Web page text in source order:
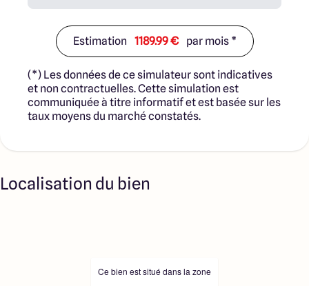
Estimation 1189.99 € par mois *
(*) Les données de ce simulateur sont indicatives
et non contractuelles. Cette simulation est
communiquée à titre informatif et est basée sur les
taux moyens du marché constatés.
Localisation du bien
Ce bien est situé dans la zone